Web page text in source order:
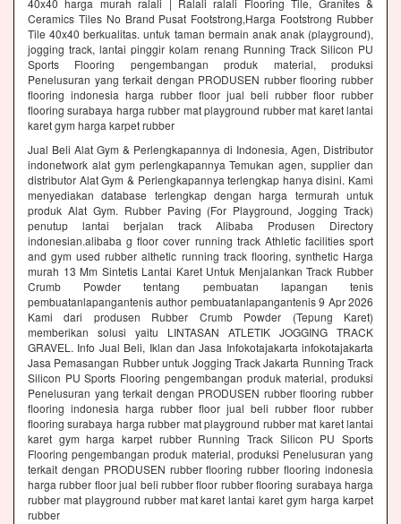
40x40 harga murah ralali | Ralali ralali Flooring Tile, Granites &
Ceramics Tiles No Brand Pusat Footstrong,Harga Footstrong Rubber
Tile 40x40 berkualitas. untuk taman bermain anak anak (playground),
jogging track, lantai pinggir kolam renang Running Track Silicon PU
Sports Flooring pengembangan produk material, produksi
Penelusuran yang terkait dengan PRODUSEN rubber flooring rubber
flooring indonesia harga rubber floor jual beli rubber floor rubber
flooring surabaya harga rubber mat playground rubber mat karet lantai
karet gym harga karpet rubber
Jual Beli Alat Gym & Perlengkapannya di Indonesia, Agen, Distributor
indonetwork alat gym perlengkapannya Temukan agen, supplier dan
distributor Alat Gym & Perlengkapannya terlengkap hanya disini. Kami
menyediakan database terlengkap dengan harga termurah untuk
produk Alat Gym. Rubber Paving (For Playground, Jogging Track)
penutup lantai berjalan track Alibaba Produsen Directory
indonesian.alibaba g floor cover running track Athletic facilities sport
and gym used rubber althetic running track flooring, synthetic Harga
murah 13 Mm Sintetis Lantai Karet Untuk Menjalankan Track Rubber
Crumb Powder tentang pembuatan lapangan tenis
pembuatanlapangantenis author pembuatanlapangantenis 9 Apr 2026
Kami dari produsen Rubber Crumb Powder (Tepung Karet)
memberikan solusi yaitu LINTASAN ATLETIK JOGGING TRACK
GRAVEL. Info Jual Beli, Iklan dan Jasa Infokotajakarta infokotajakarta
Jasa Pemasangan Rubber untuk Jogging Track Jakarta Running Track
Silicon PU Sports Flooring pengembangan produk material, produksi
Penelusuran yang terkait dengan PRODUSEN rubber flooring rubber
flooring indonesia harga rubber floor jual beli rubber floor rubber
flooring surabaya harga rubber mat playground rubber mat karet lantai
karet gym harga karpet rubber Running Track Silicon PU Sports
Flooring pengembangan produk material, produksi Penelusuran yang
terkait dengan PRODUSEN rubber flooring rubber flooring indonesia
harga rubber floor jual beli rubber floor rubber flooring surabaya harga
rubber mat playground rubber mat karet lantai karet gym harga karpet
rubber